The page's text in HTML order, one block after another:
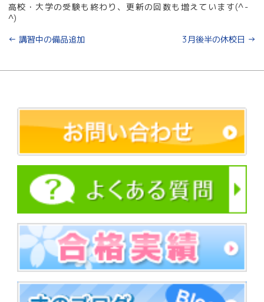
高校・大学の受験も終わり、更新の回数も増えています(^-
^)
← 講習中の備品追加 3月後半の休校日 →